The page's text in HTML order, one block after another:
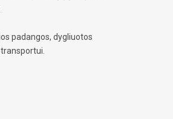
padangos, dygliuotos